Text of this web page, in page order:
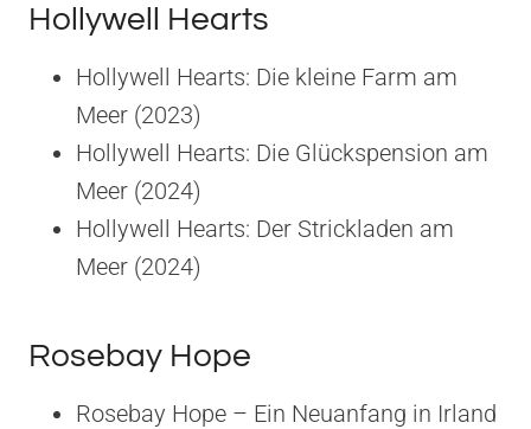
Hollywell Hearts
Hollywell Hearts: Die kleine Farm am
Meer (2023)
Hollywell Hearts: Die Glückspension am
Meer (2024)
Hollywell Hearts: Der Strickladen am
Meer (2024)
Rosebay Hope
Rosebay Hope – Ein Neuanfang in Irland